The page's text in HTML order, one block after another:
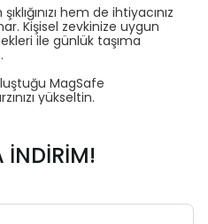
hem de ihtiyacınız
Kişisel zevkinize uygun
ile günlük taşıma
MagSafe
yükseltin.
İNDİRİM!